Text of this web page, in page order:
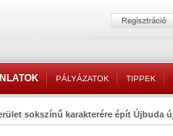
PÁLYÁZATOK TIPPEK
sokszínű karakterére épít Újbuda